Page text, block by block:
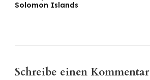
Solomon Islands
Schreibe einen Kommentar